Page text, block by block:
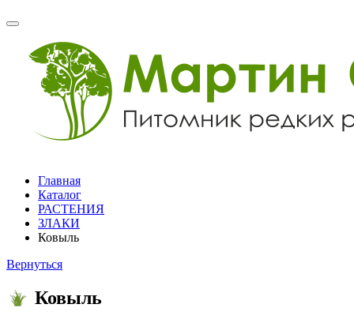
Главная
Каталог
РАСТЕНИЯ
ЗЛАКИ
Ковыль
Вернуться
Ковыль